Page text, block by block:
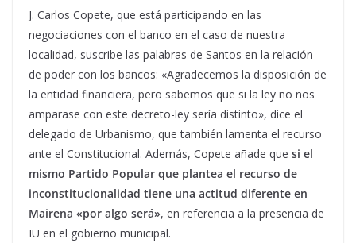
J. Carlos Copete, que está participando en las
negociaciones con el banco en el caso de nuestra
localidad, suscribe las palabras de Santos en la relación
de poder con los bancos: «Agradecemos la disposición de
la entidad financiera, pero sabemos que si la ley no nos
amparase con este decreto-ley sería distinto», dice el
delegado de Urbanismo, que también lamenta el recurso
ante el Constitucional. Además, Copete añade que si el
mismo Partido Popular que plantea el recurso de
inconstitucionalidad tiene una actitud diferente en
Mairena «por algo será», en referencia a la presencia de
IU en el gobierno municipal.